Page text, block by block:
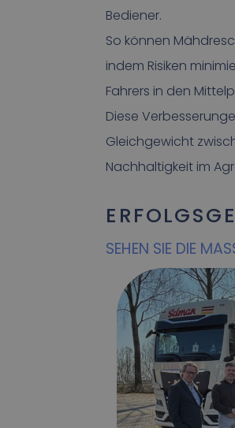
Bediener.
So können
indem Risiken
Fahrers in den
Diese
Gleichgewicht
Nachhaltigkeit im
SEHEN SIE DIE